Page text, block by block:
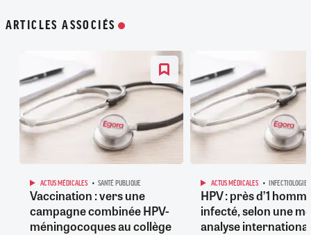
ARTICLES ASSOCIÉS
ACTUS MÉDICALES SANTÉ PUBLIQUE
Vaccination : vers une
campagne combinée HPV-
méningocoques au collège
ACTUS MÉDICALES INFECTIOLOGIE
HPV : près d’1
infecté, selon une
analyse